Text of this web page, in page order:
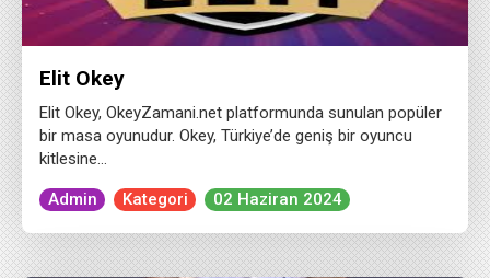
Elit Okey
Elit Okey, OkeyZamani.net platformunda sunulan popüler
bir masa oyunudur. Okey, Türkiye’de geniş bir oyuncu
kitlesine…
Admin Kategori 02 Haziran 2024